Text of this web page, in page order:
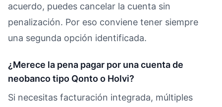
acuerdo, puedes cancelar la cuenta sin
penalización. Por eso conviene tener siempre
una segunda opción identificada.
¿Merece la pena pagar por una cuenta de
neobanco tipo Qonto o Holvi?
Si necesitas facturación integrada, múltiples